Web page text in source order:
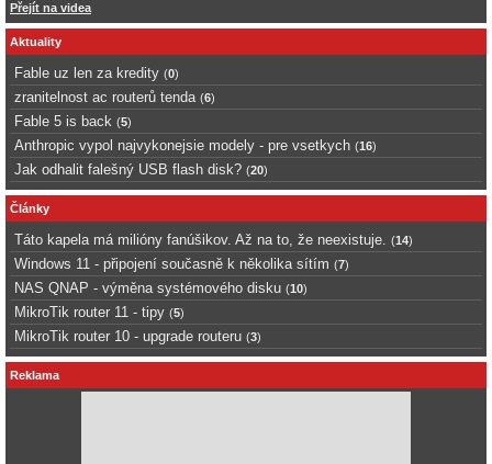
Přejít na videa
Aktuality
Fable uz len za kredity (0)
zranitelnost ac routerů tenda (6)
Fable 5 is back (5)
Anthropic vypol najvykonejsie modely - pre vsetkych (16)
Jak odhalit falešný USB flash disk? (20)
Články
Táto kapela má milióny fanúšikov. Až na to, že neexistuje. (14)
Windows 11 - připojení současně k několika sítím (7)
NAS QNAP - výměna systémového disku (10)
MikroTik router 11 - tipy (5)
MikroTik router 10 - upgrade routeru (3)
Reklama